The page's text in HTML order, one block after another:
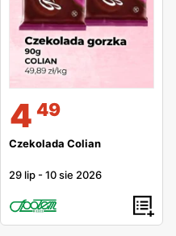
4 49
Czekolada Colian
29 lip -10 sie 2026